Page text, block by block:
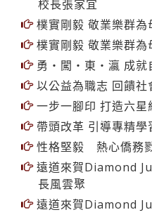
虎崗蘭陽的波段影像
校長張家宜
樸實剛毅 敬業樂群為
樸實剛毅 敬業樂群為
勇‧闖‧東‧瀛 成就自
以公益為職志 回饋社
一步一腳印 打造六星
帶頭改革 引導專精學
性格堅毅 熱心僑務
遠道來賀Diamond
長風雲聚